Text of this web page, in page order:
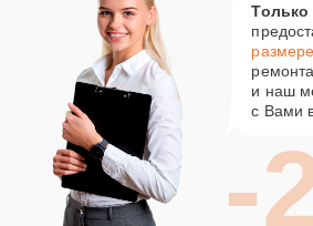
вашего удобства.
Оригинальные запчасти —
сертифицированные
Актуальные акции на
Кирове
В нашем сервисном центре вы найдете
предложения, которые сделают
доступнее. Например, скидка 15% на
или 25% на первое обращение в наш
Только
и наш
с Вами
-